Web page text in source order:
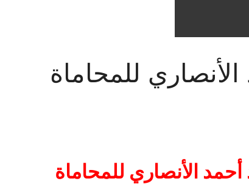
للمحاماة
الأنصاري للمحاماة